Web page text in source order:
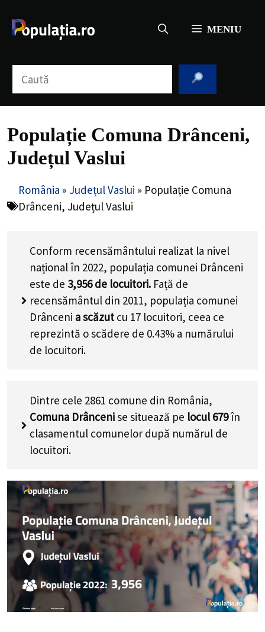
conținut
MENIU
Populație Comuna Drânceni,
Județul Vaslui
România » Județul Vaslui » Populație Comuna
Drânceni, Județul Vaslui
Conform recensământului realizat la nivel
național în 2022, populația comunei Drânceni
este de 3,956de locuitori. Față de
recensământul din 2011, populația comunei
Drânceni a scăzut cu 17 locuitori, ceea ce
reprezintă o scădere de 0.43% a numărului
de locuitori.
Dintre cele 2861 comune din România,
Comuna Drâncenise situează pe locul 679în
clasamentul comunelor după numărul de
locuitori.